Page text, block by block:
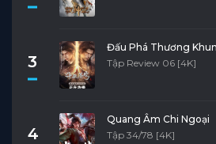
3
Đấu Phá Thương
Tập Review 06 [4K]
4
Quang Âm Chi Ngoại
Tập 34/78 [4K]